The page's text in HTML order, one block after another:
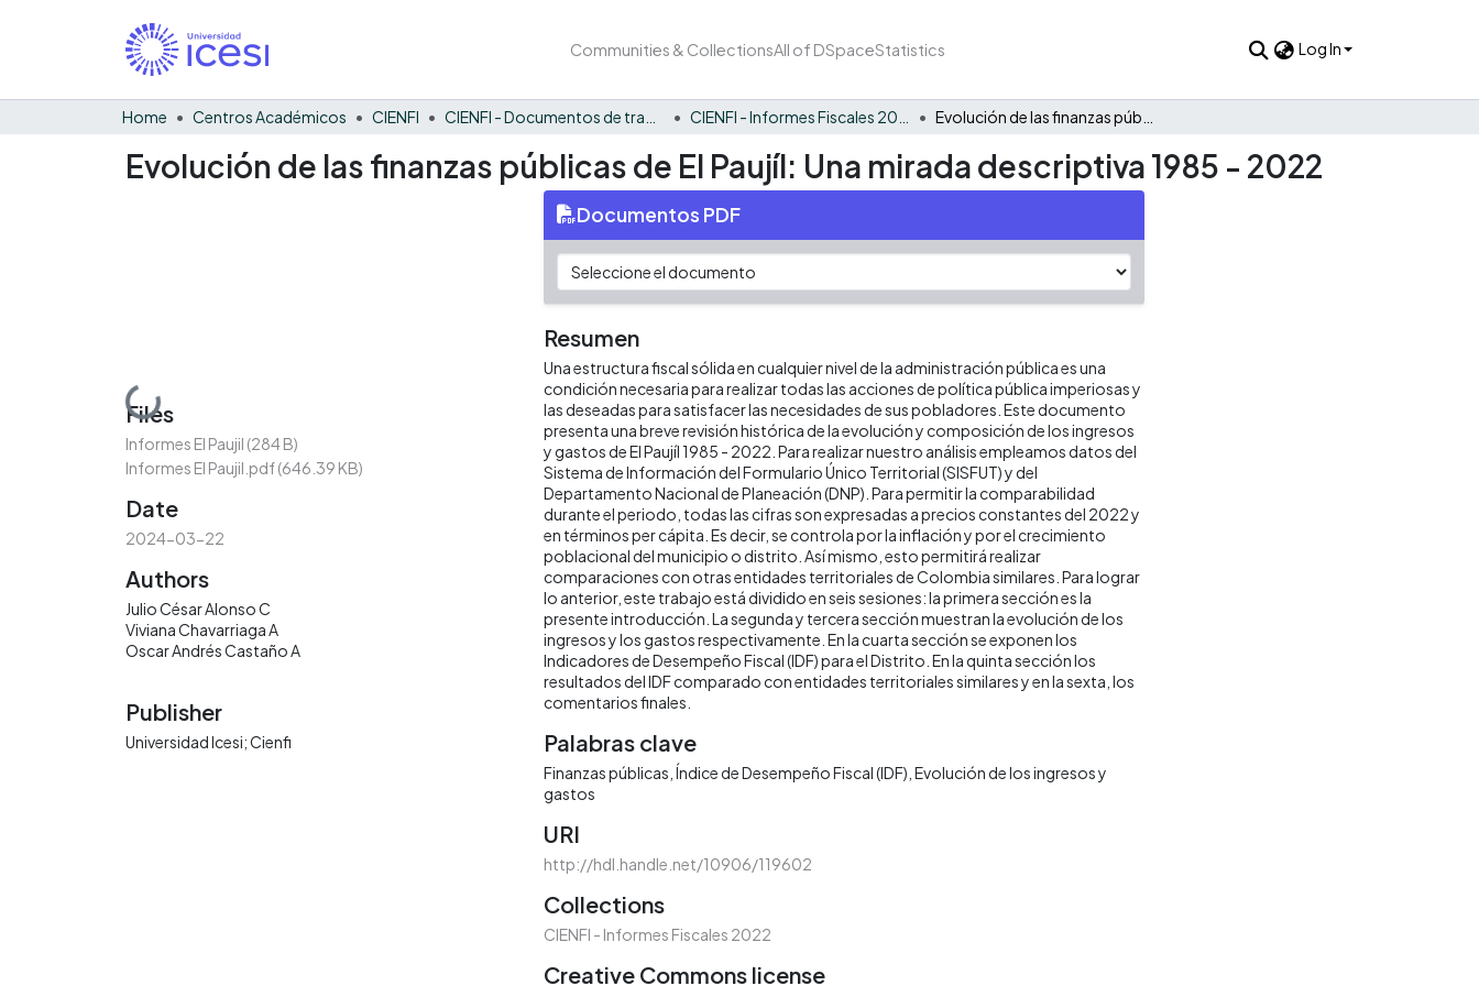
Communities & CollectionsAll of DSpaceStatistics Log In
Home Centros Académicos CIENFI
Evolución de las finanzas públicas de El Paujíl: Una mirada descriptiva 1985 - 2022
Loading...
Files
Informes El Paujil (284 B)
Informes El Paujil.pdf(646.39 KB)
Date
2024-03-22
Authors
Julio César Alonso C
Viviana Chavarriaga A
Oscar Andrés Castaño A
Publisher
Universidad Icesi; Cienfi
Documentos PDF
Resumen
Una estructura fiscal sólida en cualquier nivel de la administración pública es una
condición necesaria para realizar todas las acciones de política pública imperiosas y
las deseadas para satisfacer las necesidades de sus pobladores. Este documento
presenta una breve revisión histórica de la evolución y composición de los ingresos
y gastos de El Paujíl 1985 - 2022. Para realizar nuestro análisis empleamos datos del
Sistema de Información del Formulario Único Territorial (SISFUT) y del
Departamento Nacional de Planeación (DNP). Para permitir la comparabilidad
durante el periodo, todas las cifras son expresadas a precios constantes del 2022 y
en términos per cápita. Es decir, se controla por la inflación y por el crecimiento
poblacional del municipio o distrito. Así mismo, esto permitirá realizar
comparaciones con otras entidades territoriales de Colombia similares. Para lograr
lo anterior, este trabajo está dividido en seis sesiones: la primera sección es la
presente introducción. La segunda y tercera sección muestran la evolución de los
ingresos y los gastos respectivamente. En la cuarta sección se exponen los
Indicadores de Desempeño Fiscal (IDF) para el Distrito. En la quinta sección los
resultados del IDF comparado con entidades territoriales similares y en la sexta, los
comentarios finales.
Palabras clave
Finanzas públicas Índice de Desempeño Fiscal (IDF) Evolución de los ingresos y
gastos
URI
http://hdl.handle.net/10906/119602
Collections
CIENFI - Informes Fiscales 2022
Creative Commons license